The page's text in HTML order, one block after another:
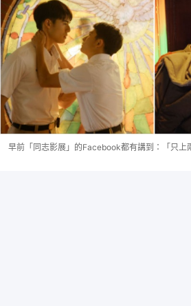
早前「同志影展」的Facebook都有講到：「只上